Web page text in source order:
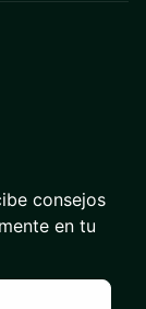
consejos
en tu